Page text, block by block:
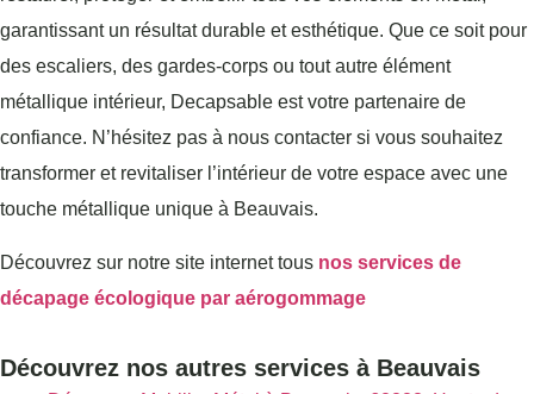
garantissant un résultat durable et esthétique. Que ce soit pour
des escaliers, des gardes-corps ou tout autre élément
métallique intérieur, Decapsable est votre partenaire de
confiance. N’hésitez pas à nous contacter si vous souhaitez
transformer et revitaliser l’intérieur de votre espace avec une
touche métallique unique à Beauvais.
Découvrez sur notre site internet tous nos services de
décapage écologique par aérogommage
Découvrez nos autres services à Beauvais